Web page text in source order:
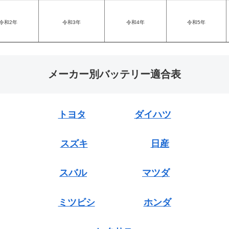
和2年 令和3年 令和4年 令和5年
メーカー別バッテリー適合表
トヨタ ダイハツ
スズキ 日産
スバル マツダ
ミツビシ ホンダ